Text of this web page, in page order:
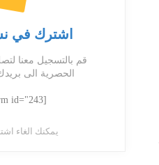
اشترك في
قم بالتسجيل معنا
الحصرية الى
[mc4wp_form id="243"]
يمكنك الغاء